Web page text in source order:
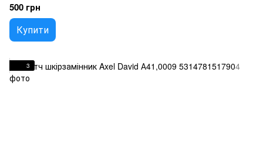
500 грн
Купити
3